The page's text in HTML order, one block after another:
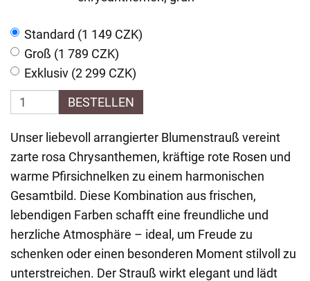
Standard (1 149 CZK)
Groß (1 789 CZK)
Exklusiv (2 299 CZK)
BESTELLEN
Unser liebevoll arrangierter Blumenstrauß vereint
zarte rosa Chrysanthemen, kräftige rote Rosen und
warme Pfirsichnelken zu einem harmonischen
Gesamtbild. Diese Kombination aus frischen,
lebendigen Farben schafft eine freundliche und
herzliche Atmosphäre – ideal, um Freude zu
schenken oder einen besonderen Moment stilvoll zu
unterstreichen. Der Strauß wirkt elegant und lädt